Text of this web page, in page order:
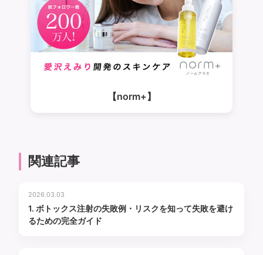
【norm+】
関連記事
2026.03.03
1. ボトックス注射の失敗例・リスクを知って失敗を避け
るための完全ガイド